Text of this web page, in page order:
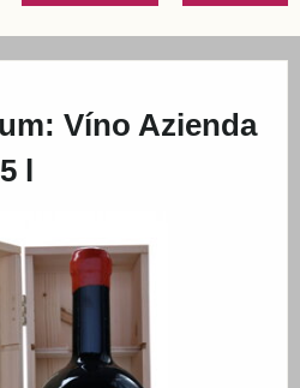
Víno Azienda
l